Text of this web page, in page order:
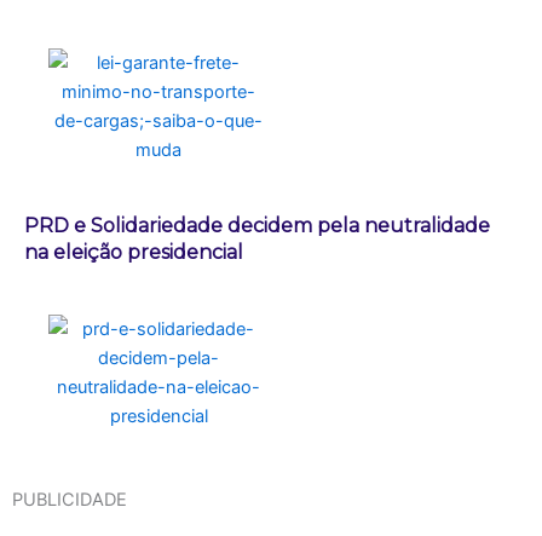
PRD e Solidariedade decidem pela neutralidade
na eleição presidencial
PUBLICIDADE